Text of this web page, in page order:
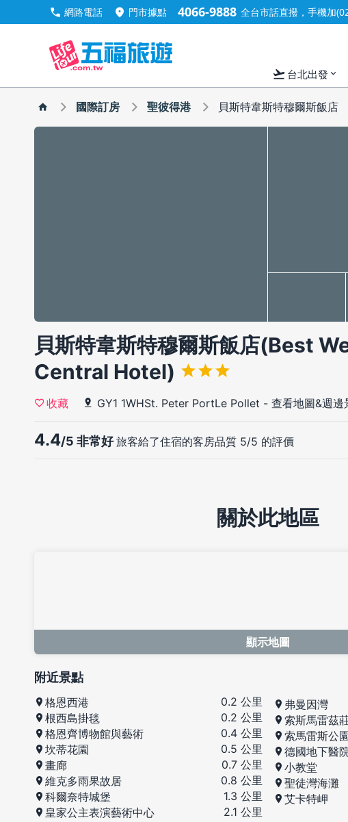
call 網路電話 location_on 門市據點 4066-9888 全台市話直撥，手機加
flight_takeoff 台北出發 expand_more
國際訂房 聖彼得港 貝斯特韋斯特穆爾斯飯店
貝斯特韋斯特穆爾斯飯店(Best
Central Hotel)
收藏 GY1 1WHSt. Peter PortLe Pollet - 查看地圖&週邊
4.4/5 非常好旅客給了住宿的客房品質 5/5 的評價
關於此地區
顯示地圖
附近景點
格恩西港
0.2 公里
根西島掛毯
0.2 公里
格恩齊博物館與藝術
0.4 公里
坎蒂花園
0.5 公里
畫廊
0.7 公里
維克多雨果故居
0.8 公里
科爾奈特城堡
1.3 公里
皇家公主表演藝術中心
2.1 公里
弗曼因灣
索斯馬雷茲
索馬雷斯公
德國地下醫
小教堂
聖徒灣海灘
艾卡特岬